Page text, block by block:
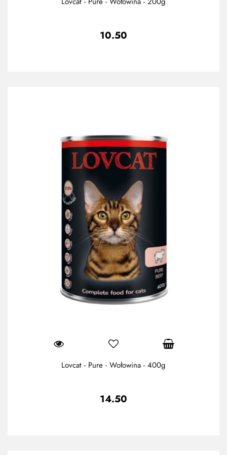
10.50
Lovcat - Pure - Wołowina - 400g
14.50